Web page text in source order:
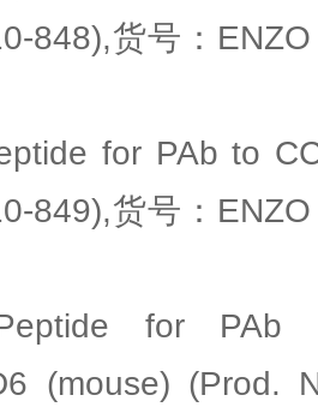
848),货号：
for PAb to
849),货号：
for PAb
(mouse) (Prod.